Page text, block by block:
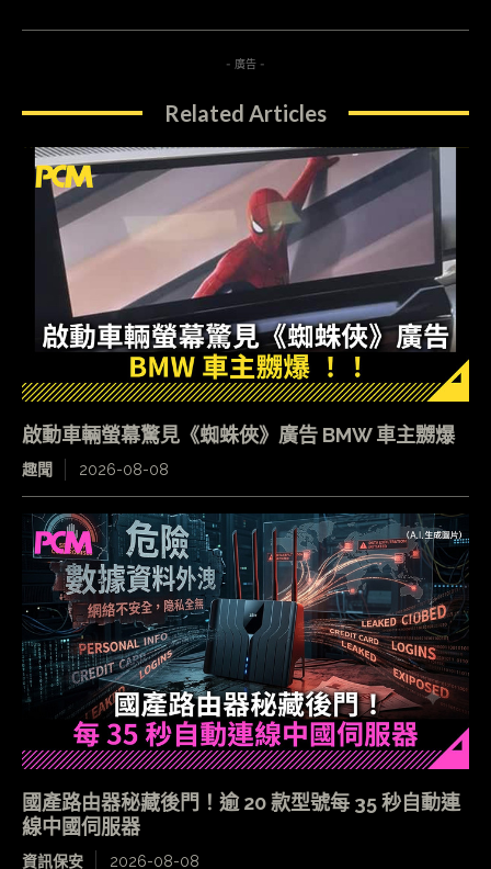
- 廣告 -
Related Articles
啟動車輛螢幕驚見《蜘蛛俠》廣告 BMW 車主嬲爆
趣聞 2026-08-08
國產路由器秘藏後門！逾 20 款型號每 35 秒自動連
線中國伺服器
資訊保安 2026-08-08